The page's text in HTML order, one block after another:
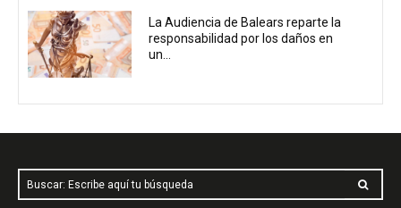
La Audiencia de Balears reparte la
responsabilidad por los daños en
un...
Buscar: Escribe aquí tu búsqueda